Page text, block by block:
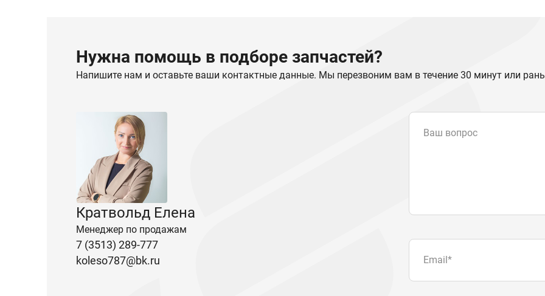
Нужна помощь в подборе запчастей?
Напишите нам и оставьте ваши контактные данные. Мы перезвоним вам в течение 30 минут или
Кратвольд Елена
Менеджер по продажам
7 (3513) 289-777
koleso787@bk.ru
Ваш вопрос